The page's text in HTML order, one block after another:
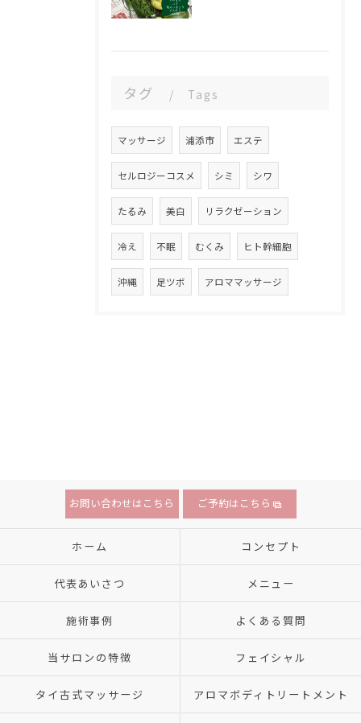
タグ Tags
マッサージ 浦添市 エステ
セルロジーコスメ シミ シワ
たるみ 美白 リラクゼーション
冷え 不眠 むくみ ヒト幹細胞
沖縄 足ツボ アロママッサージ
お問い合わせはこちら ご予約はこちら
ホーム コンセプト
代表あいさつ メニュー
施術事例 よくある質問
当サロンの特徴 フェイシャル
タイ古式マッサージ アロマボディトリートメント